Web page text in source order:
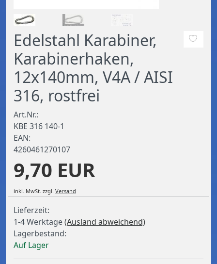
Edelstahl Karabiner,
Karabinerhaken,
12x140mm, V4A / AISI
316, rostfrei
Art.Nr.:
KBE 316 140-1
EAN:
4260461270107
9,70 EUR
inkl. MwSt. zzgl. Versand
Lieferzeit:
1-4 Werktage(Ausland abweichend)
Lagerbestand:
Auf Lager